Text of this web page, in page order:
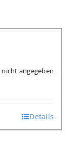
nicht angegeben
Details